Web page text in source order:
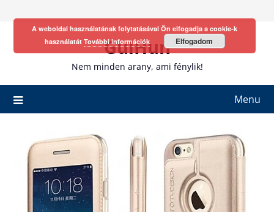
GulHun
Nem minden arany, ami fénylik!
Menu
A weboldal használatának folytatásával Ön elfogadja a cookie-k
használatát További információk Elfogadom